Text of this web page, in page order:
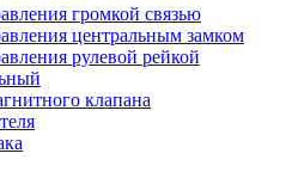
громкой связью
центральным замком
рулевой рейкой
клапана